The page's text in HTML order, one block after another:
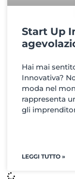
Start Up
Hai mai
Innovativa?
moda nel
rappresenta
gli
LEGGI TUTTO »